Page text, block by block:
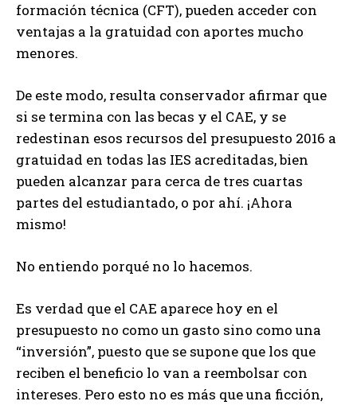
formación técnica (CFT), pueden acceder con
ventajas a la gratuidad con aportes mucho
menores.
De este modo, resulta conservador afirmar que
si se termina con las becas y el CAE, y se
redestinan esos recursos del presupuesto 2016 a
gratuidad en todas las IES acreditadas, bien
pueden alcanzar para cerca de tres cuartas
partes del estudiantado, o por ahí. ¡Ahora
mismo!
No entiendo porqué no lo hacemos.
Es verdad que el CAE aparece hoy en el
presupuesto no como un gasto sino como una
“inversión”, puesto que se supone que los que
reciben el beneficio lo van a reembolsar con
intereses. Pero esto no es más que una ficción,